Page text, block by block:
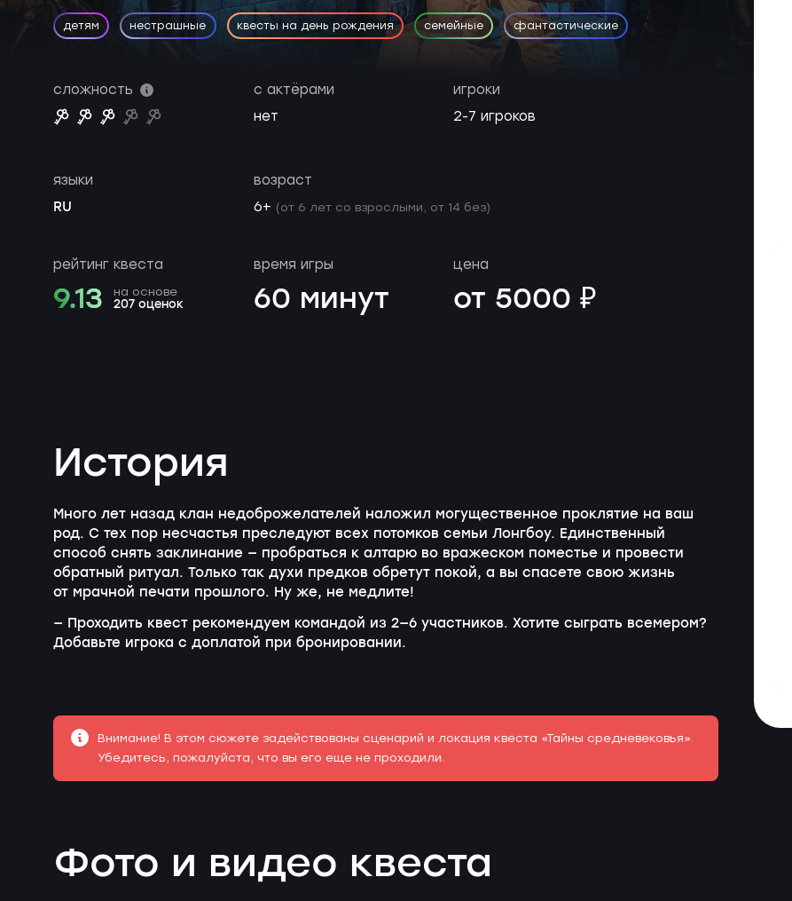
детям нестрашные квесты на день рождения семейные фантастические
сложность
с актёрами
нет
игроки
2-7 игроков
языки
RU
возраст
6+ (от 6 лет со взрослыми, от 14 без)
рейтинг квеста
9.13 на основе
207 оценок
время игры
60 минут
цена
от 5000 ₽
История
Много лет назад клан недоброжелателей наложил могущественное проклятие на ваш
род. С тех пор несчастья преследуют всех потомков семьи Лонгбоу. Единственный
способ снять заклинание — пробраться к алтарю во вражеском поместье и провести
обратный ритуал. Только так духи предков обретут покой, а вы спасете свою жизнь
от мрачной печати прошлого. Ну же, не медлите!
— Проходить квест рекомендуем командой из 2—6 участников. Хотите сыграть всемером?
Добавьте игрока с доплатой при бронировании.
Внимание! В этом сюжете задействованы сценарий и локация квеста «Тайны средневековья».
Убедитесь, пожалуйста, что вы его еще не проходили.
Фото и видео квеста